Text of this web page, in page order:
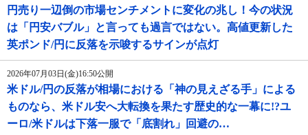
円売り一辺倒の市場センチメントに変化の兆し！今の状況
は「円安バブル」と言っても過言ではない。高値更新した
英ポンド/円に反落を示唆するサインが点灯
2026年07月03日(金)16:50公開
米ドル/円の反落が相場における「神の見えざる手」による
ものなら、米ドル安へ大転換を果たす歴史的な一幕に!?ユ
ーロ/米ドルは下落一服で「底割れ」回避の…